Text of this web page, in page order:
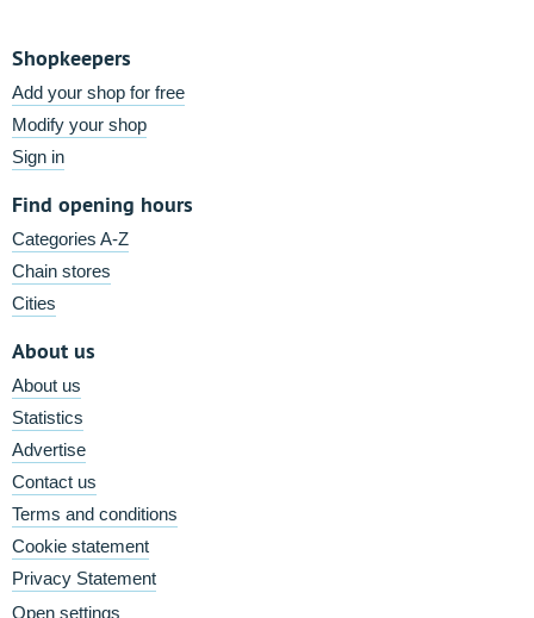
Shopkeepers
Add your shop for free
Modify your shop
Sign in
Find opening hours
Categories A-Z
Chain stores
Cities
About us
About us
Statistics
Advertise
Contact us
Terms and conditions
Cookie statement
Privacy Statement
Open settings